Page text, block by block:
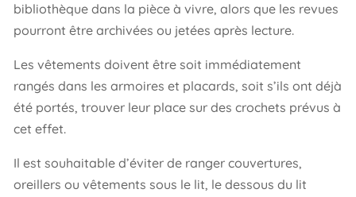
bibliothèque dans la pièce à vivre, alors que les revues
pourront être archivées ou jetées après lecture.
Les vêtements doivent être soit immédiatement
rangés dans les armoires et placards, soit s’ils ont déjà
été portés, trouver leur place sur des crochets prévus à
cet effet.
Il est souhaitable d’éviter de ranger couvertures,
oreillers ou vêtements sous le lit, le dessous du lit